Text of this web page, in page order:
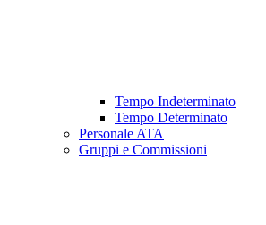
Tempo Indeterminato
Tempo Determinato
Personale ATA
Gruppi e Commissioni